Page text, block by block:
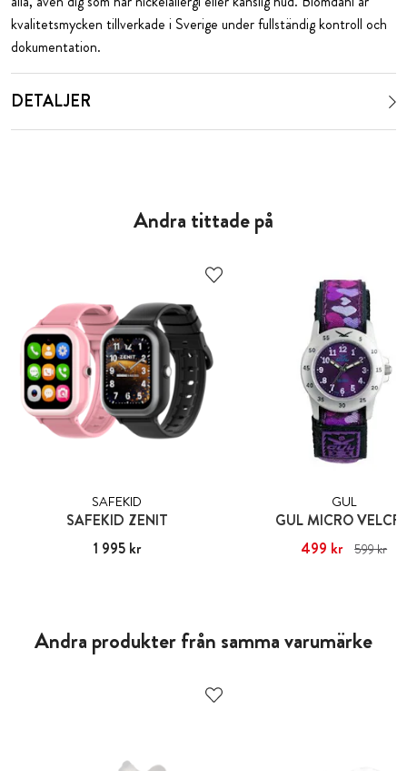
kvalitetsmycken tillverkade i Sverige under fullständig kontroll och
dokumentation.
DETALJER
Andra tittade på
SAFEKID
SAFEKID ZENIT
Pris :1 995 kr
1 995 kr
GUL
GUL MICRO
Nuvarande pris: 499 kr
499 kr 599 kr
Andra produkter från samma varumärke